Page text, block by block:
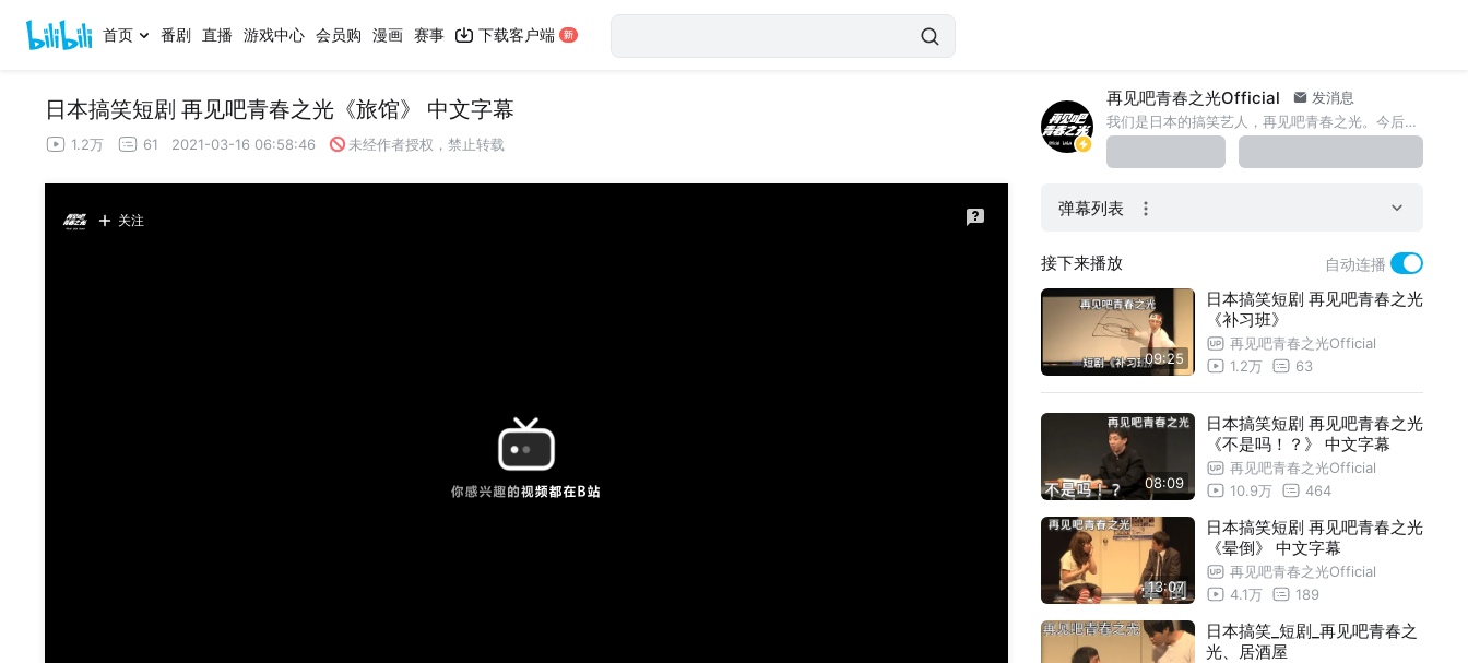
首页 番剧 直播 游戏中心 会员购 漫画 赛事 下载客户端
日本搞笑短剧 再见吧青春之光《旅馆》 中文字幕
1.2万 61 2021-03-16 06:58:46 未经作者授权，禁止转载
关注
再见吧青春之光Official
发消息
我们是日本的搞笑艺人，再见吧青春之光。今后请多多关照！微博@再见吧青春之光
弹幕列表
接下来播放 自动连播
09:25
日本搞笑短剧 再见吧青春之光
《补习班》
再见吧青春之光Official
1.2万
63
08:09
日本搞笑短剧 再见吧青春之光
《不是吗！？》 中文字幕
再见吧青春之光Official
10.9万
464
13:07
日本搞笑短剧 再见吧青春之光
《晕倒》 中文字幕
再见吧青春之光Official
4.1万
189
日本搞笑_短剧_再见吧青春之
光、居酒屋